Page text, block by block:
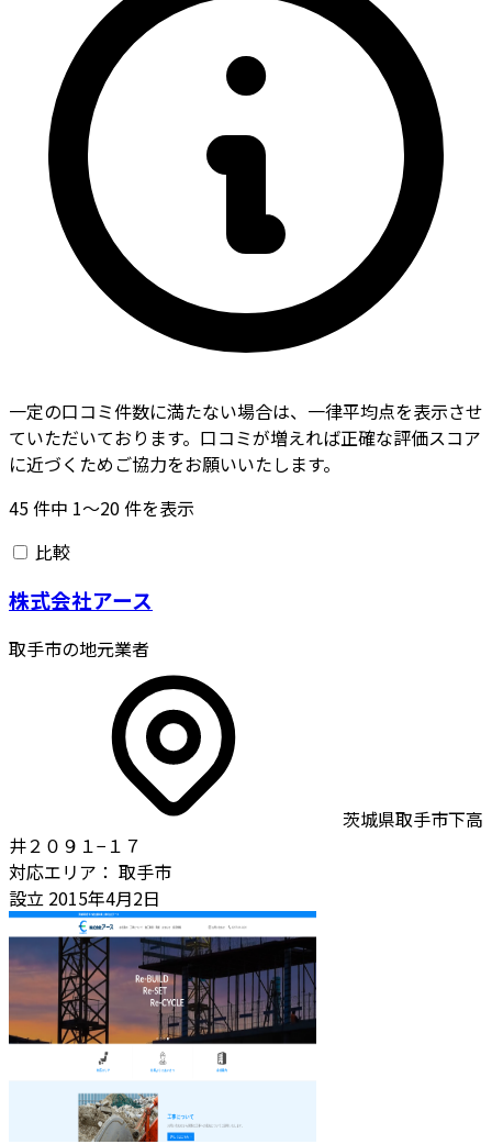
一定の口コミ件数に満たない場合は、一律平均点を表示させ
ていただいております。口コミが増えれば正確な評価スコア
に近づくためご協力をお願いいたします。
45件中 1〜20件を表示
比較
株式会社アース
取手市の地元業者
茨城県取手市下高
井２０９１−１７
対応エリア： 取手市
設立 2015年4月2日